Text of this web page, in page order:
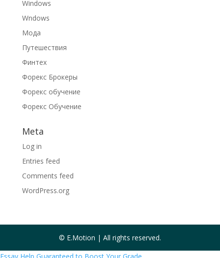
Windows
Wndows
Мода
Путешествия
Финтех
Форекс Брокеры
Форекс обучение
Форекс Обучение
Meta
Log in
Entries feed
Comments feed
WordPress.org
© E.Motion | All rights reserved.